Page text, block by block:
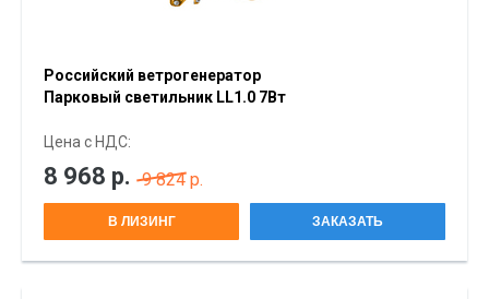
Российский ветрогенератор
Парковый светильник LL1.0 7Вт
Цена с НДС:
8 968 р. 9 824 р.
В ЛИЗИНГ ЗАКАЗАТЬ